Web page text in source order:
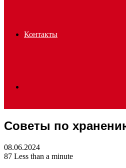
Контакты
for
Советы по
08.06.2024
87 Less than a minute